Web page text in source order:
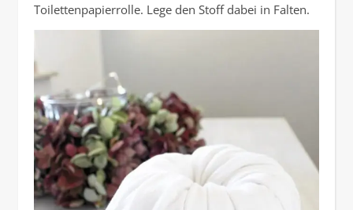
Toilettenpapierrolle. Lege den Stoff dabei in Falten.